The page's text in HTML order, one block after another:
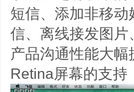
短信、添加非移
信、离线接发图
产品沟通性能大
Retina屏幕的支持